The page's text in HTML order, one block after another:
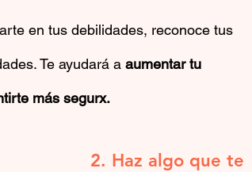
Te ayudará a aumentar tu
más segurx.
2. Haz algo que te